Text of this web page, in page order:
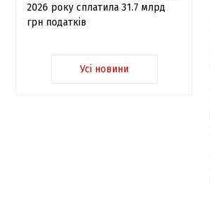
2026 року сплатила 31.7 млрд
грн податків
Усі новини